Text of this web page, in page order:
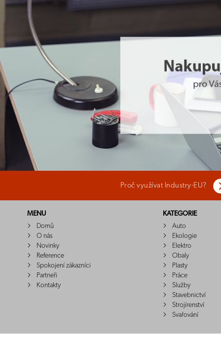
Proč využívat Industry-EU?
MENU
Domů
O nás
Novinky
Reference
Spokojení zákazníci
Partneři
Kontakty
KATEGORIE
Auto
Ekologie
Elektro
Obaly
Plasty
Práce
Služby
Stavebnictví
Strojírenství
Svařování